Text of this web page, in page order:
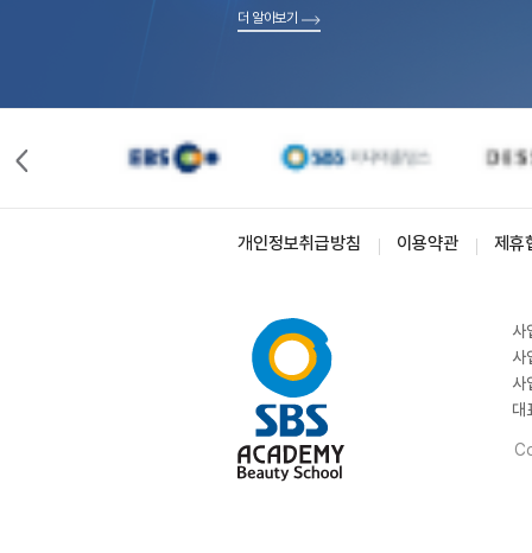
더 알아보기
개인정보취급방침 이용약관 제휴
사
사
사
대